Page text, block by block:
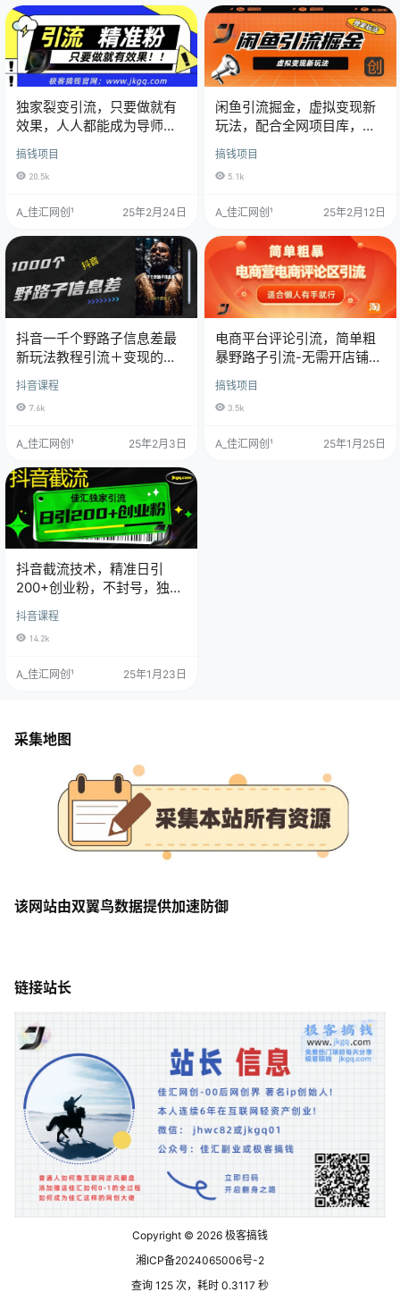
独家裂变引流，只要做就有
效果，人人都能成为导师，
和他们一样卖项目，流量不
用愁
搞钱项目
20.5k
A_佳汇网创¹ 25年2月24日
闲鱼引流掘金，虚拟变现新
玩法，配合全网项目库，精
准引流变现5W+
搞钱项目
5.1k
A_佳汇网创¹ 25年2月12日
抖音一千个野路子信息差最
新玩法教程引流＋变现的玩
法具体拆解
抖音课程
7.6k
A_佳汇网创¹ 25年2月3日
电商平台评论引流，简单粗
暴野路子引流-无需开店铺长
期精准引流适合懒人有手就
行
搞钱项目
3.5k
A_佳汇网创¹ 25年1月25日
抖音截流技术，精准日引
200+创业粉，不封号，独家
教程
抖音课程
14.2k
A_佳汇网创¹ 25年1月23日
采集地图
该网站由双翼鸟数据提供加速防御
链接站长
Copyright © 2026 极客搞钱
湘ICP备2024065006号-2
查询 125 次，耗时 0.3117 秒